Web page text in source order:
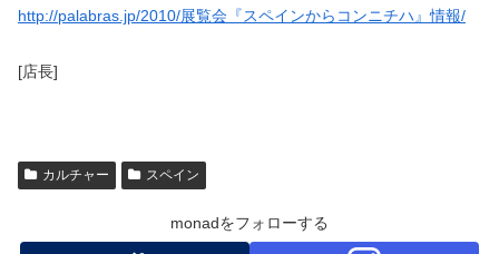
http://palabras.jp/2010/展覧会『スペインからコンニチハ』情報/
[店長]
カルチャー スペイン
monadをフォローする